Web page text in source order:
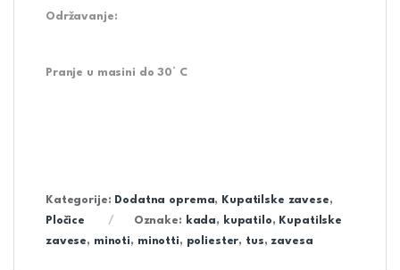
Održavanje:
Pranje u masini do 30° C
Kategorije: Dodatna oprema, Kupatilske zavese,
Pločice
Oznake: kada, kupatilo, Kupatilske
zavese, minoti, minotti, poliester, tus,zavesa